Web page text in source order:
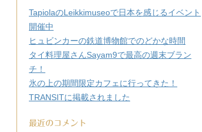
TapiolaのLeikkimuseoで日本を感じるイベント
開催中
ヒュビンカーの鉄道博物館でのどかな時間
タイ料理屋さんSayam9で最高の週末ブラン
チ！
氷の上の期間限定カフェに行ってきた！
TRANSITに掲載されました
最近のコメント